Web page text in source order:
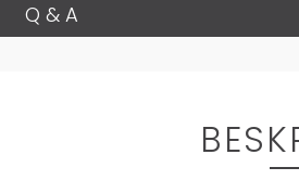
Q & A